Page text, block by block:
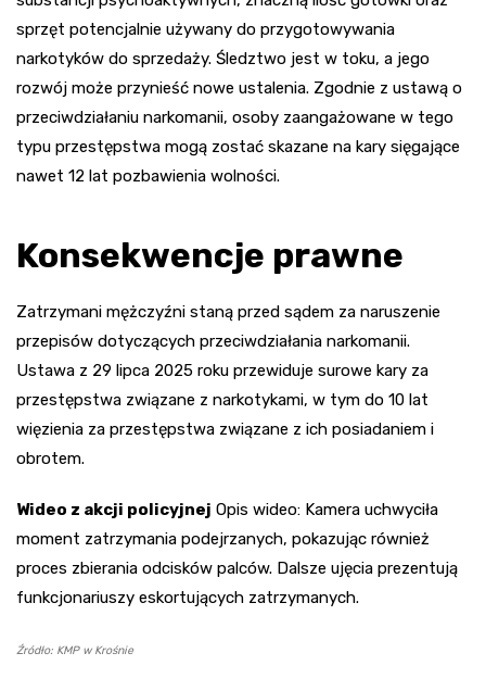
sprzęt potencjalnie używany do przygotowywania
narkotyków do sprzedaży. Śledztwo jest w toku, a jego
rozwój może przynieść nowe ustalenia. Zgodnie z ustawą o
przeciwdziałaniu narkomanii, osoby zaangażowane w tego
typu przestępstwa mogą zostać skazane na kary sięgające
nawet 12 lat pozbawienia wolności.
Konsekwencje prawne
Zatrzymani mężczyźni staną przed sądem za naruszenie
przepisów dotyczących przeciwdziałania narkomanii.
Ustawa z 29 lipca 2025 roku przewiduje surowe kary za
przestępstwa związane z narkotykami, w tym do 10 lat
więzienia za przestępstwa związane z ich posiadaniem i
obrotem.
Wideo z akcji policyjnej Opis wideo: Kamera uchwyciła
moment zatrzymania podejrzanych, pokazując również
proces zbierania odcisków palców. Dalsze ujęcia prezentują
funkcjonariuszy eskortujących zatrzymanych.
Źródło: KMP w Krośnie